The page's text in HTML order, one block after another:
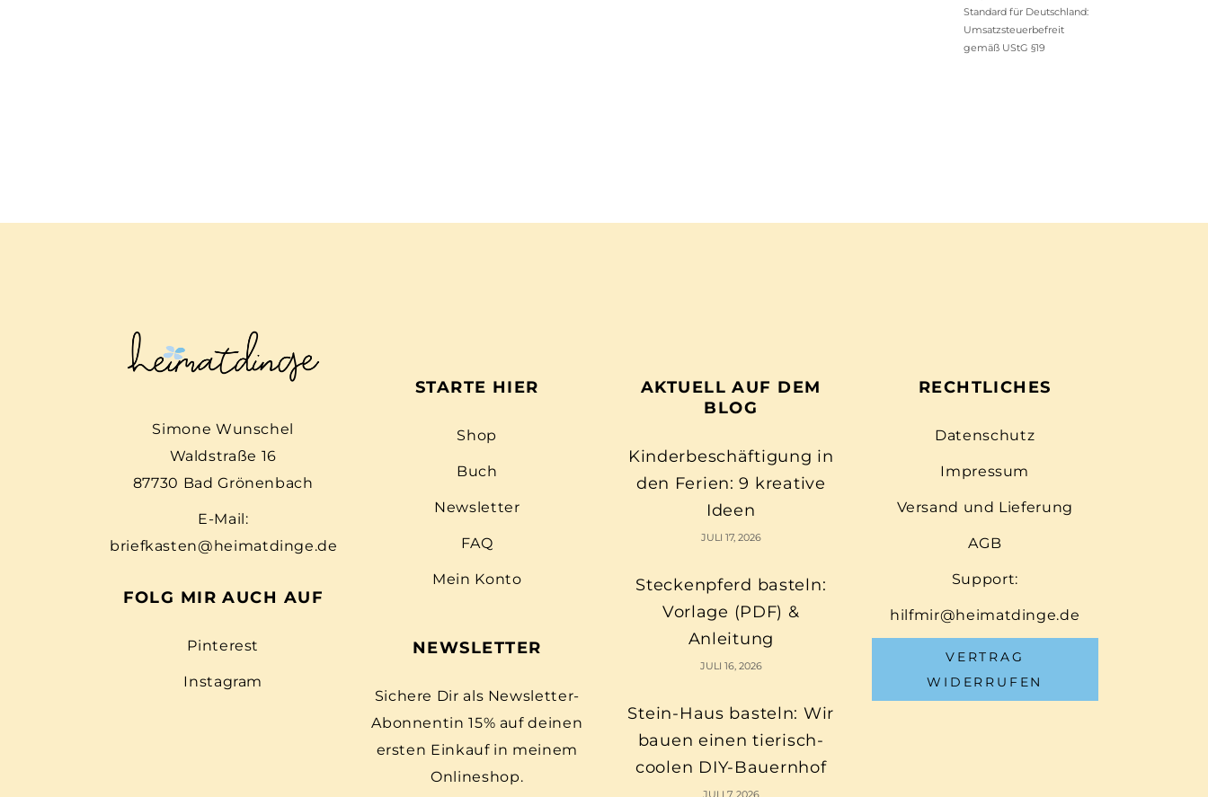
Preis
war:
€12,90
Aktueller
Preis
ist:
Standard für Deutschland:
Umsatzsteuerbefreit
gemäß UStG §19
Simone Wunschel
Waldstraße 16
87730 Bad Grönenbach
E-Mail:
briefkasten@heimatdinge.de
FOLG MIR AUCH AUF
Pinterest
Instagram
STARTE HIER
Shop
Buch
Newsletter
FAQ
Mein Konto
NEWSLETTER
Sichere Dir als Newsletter-
Abonnentin 15% auf deinen
ersten Einkauf in meinem
Onlineshop.
AKTUELL AUF DEM
BLOG
Kinderbeschäftigung in
den Ferien: 9 kreative
Ideen
JULI 17, 2026
Steckenpferd basteln:
Vorlage (PDF) &
Anleitung
JULI 16, 2026
Stein-Haus basteln: Wir
bauen einen tierisch-
coolen DIY-Bauernhof
JULI 7, 2026
RECHTLICHES
Datenschutz
Impressum
Versand und Lieferung
AGB
Support:
hilfmir@heimatdinge.de
VERTRAG
WIDERRUFEN